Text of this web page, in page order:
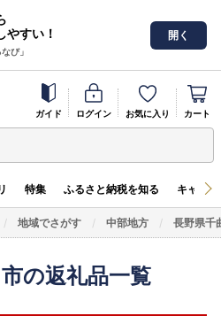
やすい！
び」
開く
ガイド ログイン お気に入り カート
特集 ふるさと納税を知る キャン
地域でさがす 中部地方 長野県千
の返礼品一覧